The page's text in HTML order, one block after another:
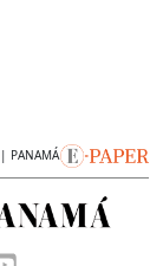
PANAMÁ